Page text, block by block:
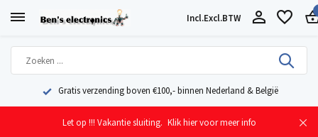
Incl.Excl.BTW
Nederland & België Geleverd uit eigen voorraad vanuit
Let op !!! Vakantie sluiting. Klik hier voor meer info